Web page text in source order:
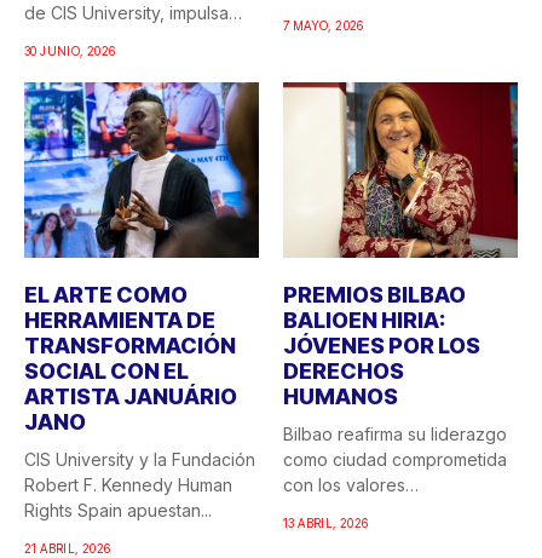
de CIS University, impulsa
30 JUNIO, 2026
7 MAYO, 2026
EL ARTE COMO
HERRAMIENTA DE
TRANSFORMACIÓN
SOCIAL CON EL
ARTISTA JANUÁRIO
JANO
CIS University y la Fundación
Robert F. Kennedy Human
Rights Spain apuestan...
21 ABRIL, 2026
PREMIOS BILBAO
BALIOEN HIRIA:
JÓVENES POR LOS
DERECHOS
HUMANOS
Bilbao reafirma su liderazgo
como ciudad comprometida
con los valores
13 ABRIL, 2026